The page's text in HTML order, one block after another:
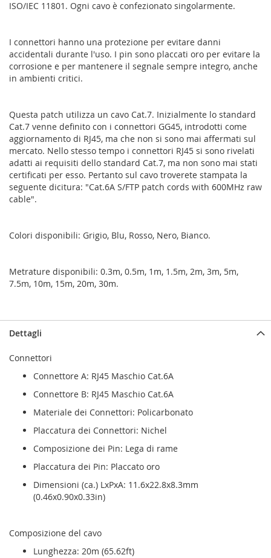
ISO/IEC 11801. Ogni cavo è confezionato singolarmente.
I connettori hanno una protezione per evitare danni
accidentali durante l'uso. I pin sono placcati oro per evitare la
corrosione e per mantenere il segnale sempre integro, anche
in ambienti critici.
Questa patch utilizza un cavo Cat.7. Inizialmente lo standard
Cat.7 venne definito con i connettori GG45, introdotti come
aggiornamento di RJ45, ma che non si sono mai affermati sul
mercato. Nello stesso tempo i connettori RJ45 si sono rivelati
adatti ai requisiti dello standard Cat.7, ma non sono mai stati
certificati per esso. Pertanto sul cavo troverete stampata la
seguente dicitura: "Cat.6A S/FTP patch cords with 600MHz raw
cable".
Colori disponibili: Grigio, Blu, Rosso, Nero, Bianco.
Metrature disponibili: 0.3m, 0.5m, 1m, 1.5m, 2m, 3m, 5m,
7.5m, 10m, 15m, 20m, 30m.
Dettagli
Connettori
Connettore A: RJ45 Maschio Cat.6A
Connettore B: RJ45 Maschio Cat.6A
Materiale dei Connettori: Policarbonato
Placcatura dei Connettori: Nichel
Composizione dei Pin: Lega di rame
Placcatura dei Pin: Placcato oro
Dimensioni (ca.) LxPxA: 11.6x22.8x8.3mm
(0.46x0.90x0.33in)
Composizione del cavo
Lunghezza: 20m (65.62ft)